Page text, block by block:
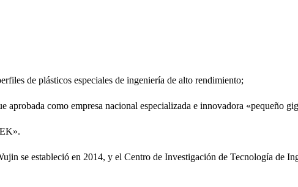
de plásticos especiales de ingeniería de alto rendimiento;
como empresa nacional especializada e innovadora «pequeño
se estableció en 2014, y el Centro de Investigación de Tecnología de